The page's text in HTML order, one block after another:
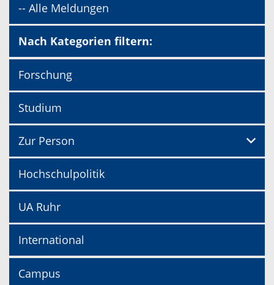
-- Alle Meldungen
Nach Kategorien filtern:
Forschung
Studium
Zur Person
Hochschulpolitik
UA Ruhr
International
Campus